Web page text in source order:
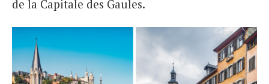
de la Capitale des Gaules.